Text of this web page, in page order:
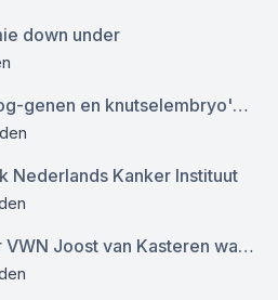
down under
Sonic Hedgehog-genen en knutselembryo's: verslag bezoek aan Sanquin
Nederlands Kanker Instituut
Oud-voorzitter VWN Joost van Kasteren was een empathische mentor en kritisch journalist